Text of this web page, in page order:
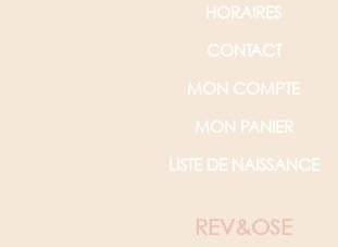
HORAIRES
CONTACT
MON COMPTE
MON PANIER
LISTE DE NAISSANCE
REV&OSE